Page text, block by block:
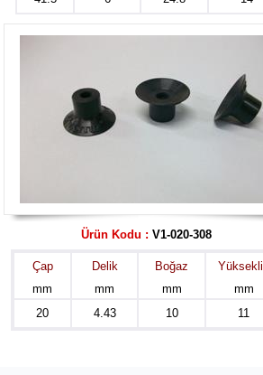
Ürün Kodu : V1-020-308
Çap
mm
Delik
mm
Boğaz
mm
mm
20
4.43 10 11